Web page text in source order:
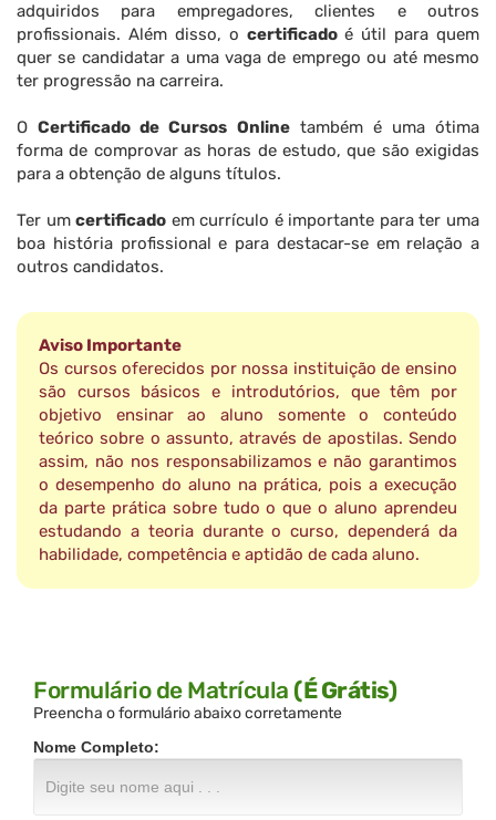
adquiridos para empregadores, clientes e outros
profissionais. Além disso, o certificadoé útil para quem
quer se candidatar a uma vaga de emprego ou até mesmo
ter progressão na carreira.
OCertificado de Cursos Onlinetambém é uma ótima
forma de comprovar as horas de estudo, que são exigidas
para a obtenção de alguns títulos.
Ter umcertificado em currículo é importante para ter uma
boa história profissional e para destacar-se em relação a
outros candidatos.
Aviso Importante
Os cursos oferecidos por nossa instituição de ensino
são cursos básicos e introdutórios, que têm por
objetivo ensinar ao aluno somente o conteúdo
teórico sobre o assunto, através de apostilas. Sendo
assim, não nos responsabilizamos e não garantimos
o desempenho do aluno na prática, pois a execução
da parte prática sobre tudo o que o aluno aprendeu
estudando a teoria durante o curso, dependerá da
habilidade, competência e aptidão de cada aluno.
Formulário de Matrícula (É Grátis)
Preencha o formulário abaixo corretamente
Nome Completo: